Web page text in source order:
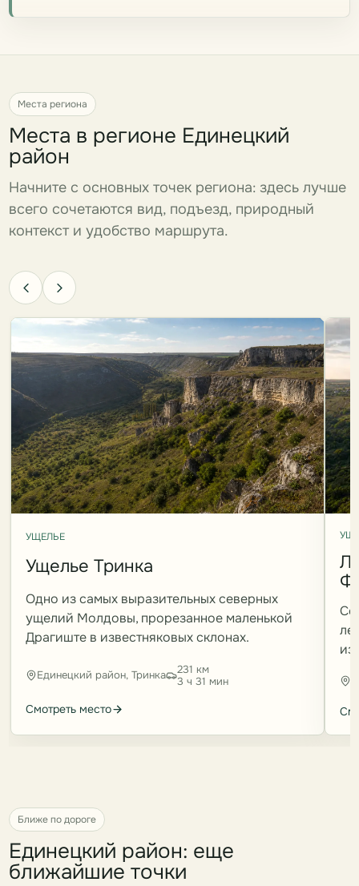
Места региона
Места в регионе Единецкий
район
Начните с основных точек региона: здесь лучше
всего сочетаются вид, подъезд, природный
контекст и удобство маршрута.
УЩЕЛЬЕ
Ущелье Тринка
Одно из самых выразительных северных
ущелий Молдовы, прорезанное маленькой
Драгиште в известняковых склонах.
Единецкий район, Тринка
231 км
3 ч 31 мин
Смотреть место
Ближе по дороге
Единецкий район: еще
ближайшие точки